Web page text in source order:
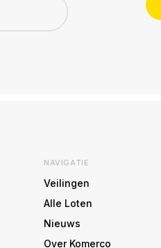
NAVIGATIE
Veilingen
Alle Loten
Nieuws
Over Komerco